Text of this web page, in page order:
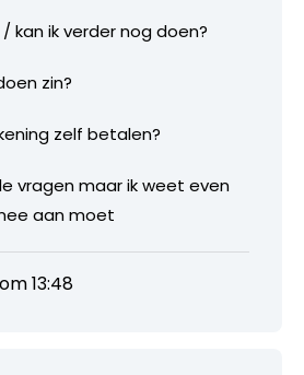
kan ik verder nog doen?
zin?
zelf betalen?
vragen maar ik weet even
aan moet
13:48